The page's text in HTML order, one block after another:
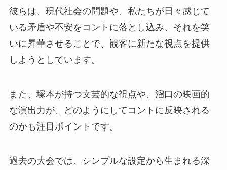
彼らは、現代社会の問題や、私たちが日々感じて
いる矛盾や不安をコントに落とし込み、それを笑
いに昇華させることで、観客に新たな視点を提供
しようとしています。
また、塚本が持つ文芸的な視点や、溜口の映画的
な演出力が、どのようにしてコントに反映される
のかも注目ポイントです。
過去の大会では、シンプルな設定から生まれる深